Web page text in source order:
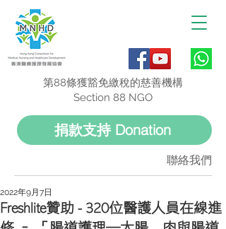
聯絡我們
捐款支持 Donation
第88條獲豁免繳稅的慈善機構
Section 88 NGO
Freshlite贊助 - 320位醫護人員在線進
2022年9月7日